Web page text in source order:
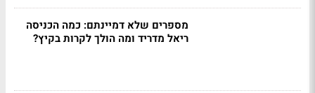
מספרים שלא דמיינתם: כמה הכניסה
ריאל מדריד ומה הולך לקרות בקיץ?